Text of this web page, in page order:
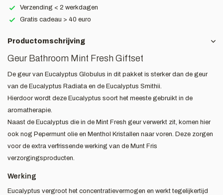
Verzending < 2 werkdagen
Gratis cadeau > 40 euro
Productomschrijving
Geur Bathroom Mint Fresh Giftset
De geur van Eucalyptus Globulus in dit pakket is sterker dan de geur
van de Eucalyptus Radiata en de Eucalyptus Smithii.
Hierdoor wordt deze Eucalyptus soort het meeste gebruikt in de
aromatherapie.
Naast de Eucalyptus die in de Mint Fresh geur verwerkt zit, komen hier
ook nog Pepermunt olie en Menthol Kristallen naar voren. Deze zorgen
voor de extra verfrissende werking van de Munt Fris
verzorgingsproducten.
Werking
Eucalyptus vergroot het concentratievermogen en werkt tegelijkertijd